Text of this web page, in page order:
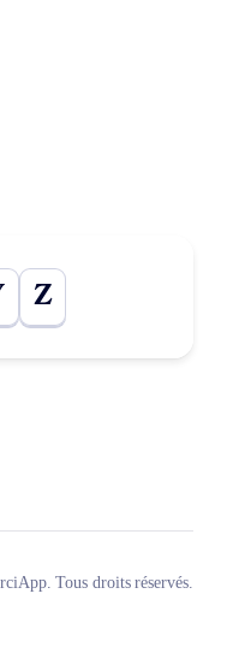
Z
Tous droits réservés.